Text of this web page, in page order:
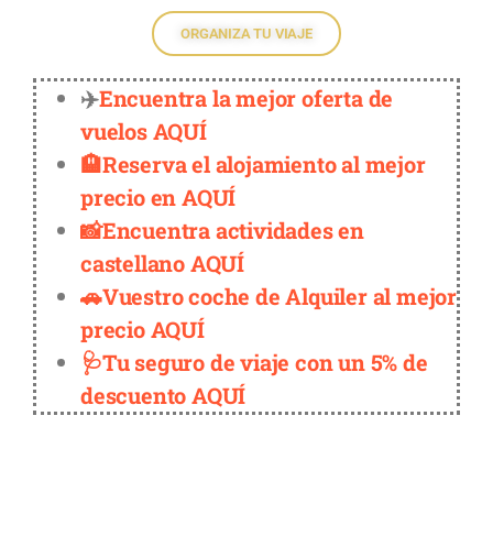
ORGANIZA TU VIAJE
✈️Encuentra la mejor oferta de
vuelos AQUÍ
🏨Reserva el alojamiento al mejor
precio en AQUÍ
📸Encuentra actividades en
castellano AQUÍ
🚗Vuestro coche de Alquiler al mejor
precio AQUÍ
🩺Tu seguro de viaje con un 5% de
descuento AQUÍ